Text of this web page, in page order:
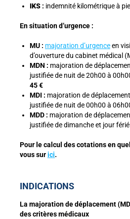
IKS : indemnité kilométrique à
En situation d’urgence :
MU : majoration d’urgenceen
d’ouverture du cabinet médical
MDN : majoration de
justifiée de nuit de 20h00 à
45 €
MDI : majoration de
justifiée de nuit de 00h00 à
MDD : majoration de
justifiée de dimanche et jour férié
Pour le calcul des cotations en
vous surici.
INDICATIONS
La majoration de déplacement
des critères médicaux